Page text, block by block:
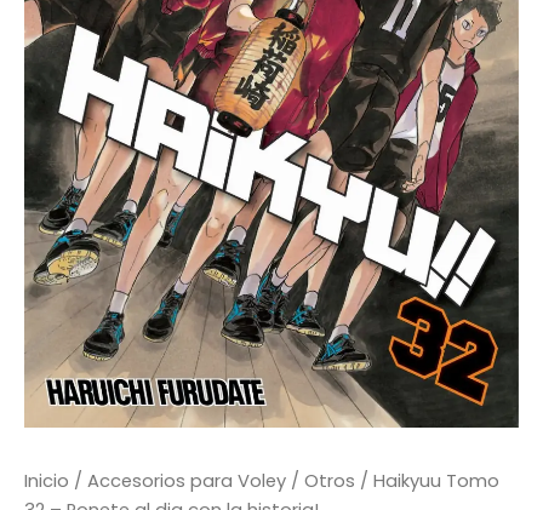
Inicio / Accesorios para Voley / Otros / Haikyuu Tomo